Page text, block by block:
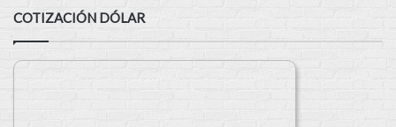
COTIZACIÓN DÓLAR